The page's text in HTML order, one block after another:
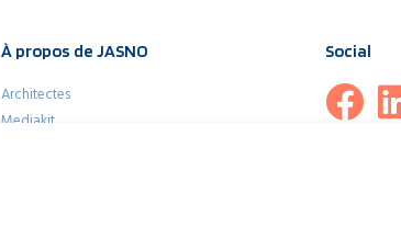
À propos de JASNO
Architectes
Mediakit
Social